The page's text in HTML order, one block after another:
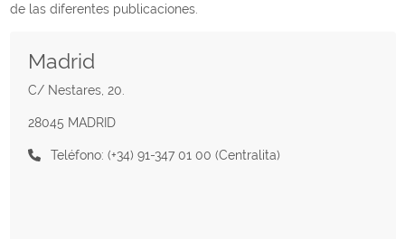
de las diferentes publicaciones.
Madrid
C/ Nestares, 20.
28045 MADRID
Teléfono: (+34) 91-347 01 00 (Centralita)